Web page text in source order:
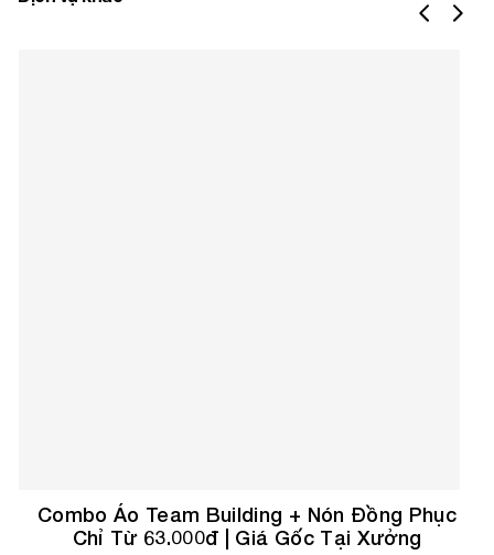
Combo Áo Team Building + Nón Đồng Phục
Chỉ Từ 63.000đ | Giá Gốc Tại Xưởng